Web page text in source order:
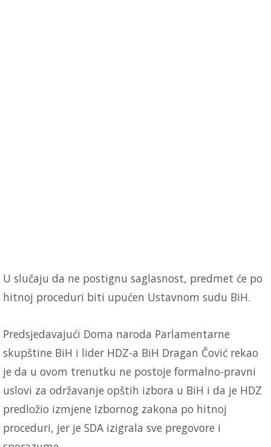
U slučaju da ne postignu saglasnost, predmet će po
hitnoj proceduri biti upućen Ustavnom sudu BiH.
Predsjedavajući Doma naroda Parlamentarne
skupštine BiH i lider HDZ-a BiH Dragan Čović rekao
je da u ovom trenutku ne postoje formalno-pravni
uslovi za održavanje opštih izbora u BiH i da je HDZ
predložio izmjene Izbornog zakona po hitnoj
proceduri, jer je SDA izigrala sve pregovore i